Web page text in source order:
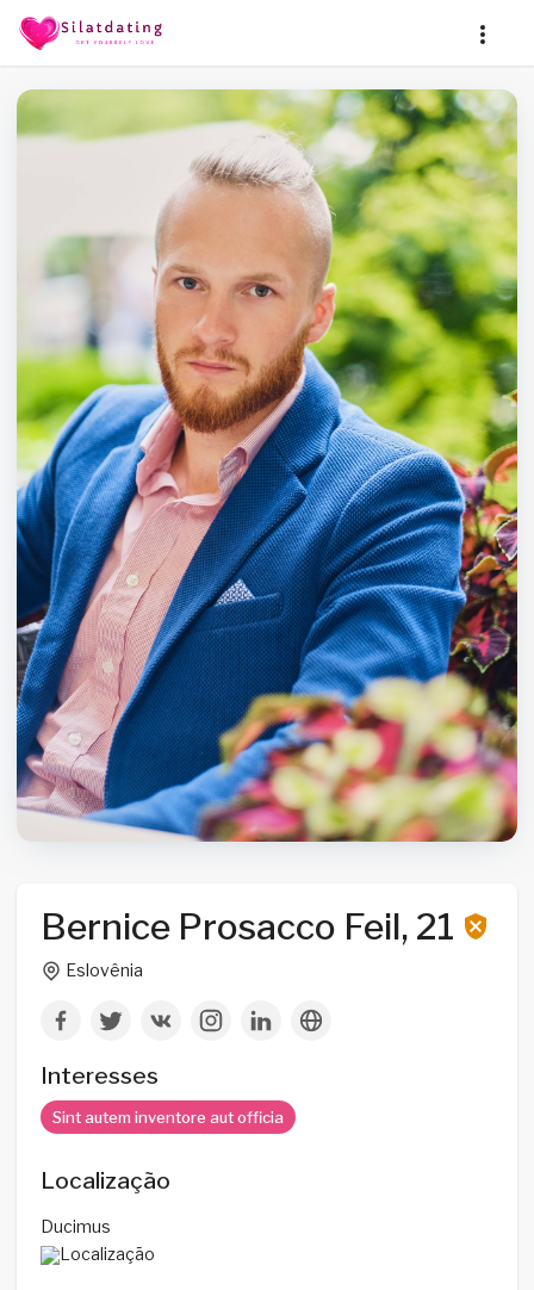
Bernice Prosacco Feil, 21
Eslovênia
Interesses
Sint autem inventore aut officia
Localização
Ducimus